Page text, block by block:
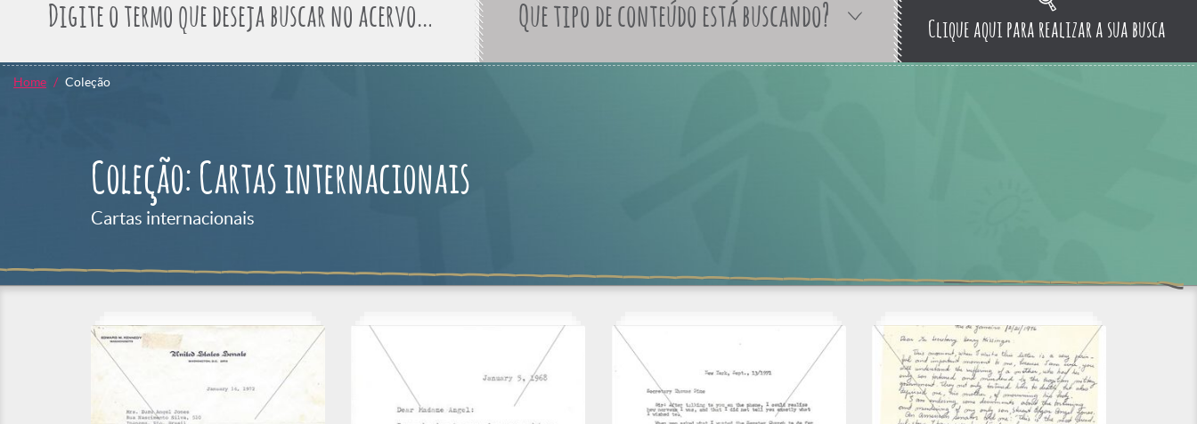
Que tipo de conteúdo está buscando? Clique aqui para realizar a sua busca
Home Coleção
Coleção: Cartas internacionais
Cartas internacionais